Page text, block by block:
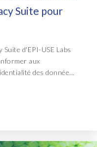
Suite pour
d'EPI-USE Labs
aux
des donnée...